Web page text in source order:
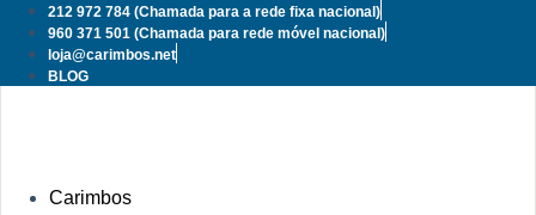
Pular
para
conteúdo
212 972 784 (Chamada para a rede fixa nacional)
960 371 501 (Chamada para rede móvel nacional)
loja@carimbos.net
BLOG
Carimbos